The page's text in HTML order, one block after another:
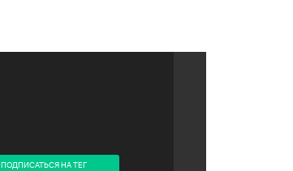
ПОДПИСАТЬСЯ НА ТЕГ